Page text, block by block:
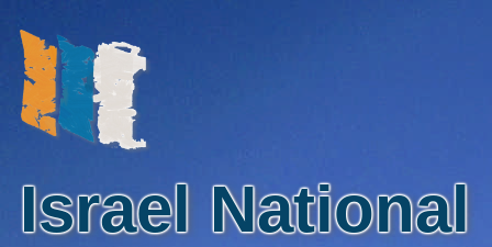
Israel National